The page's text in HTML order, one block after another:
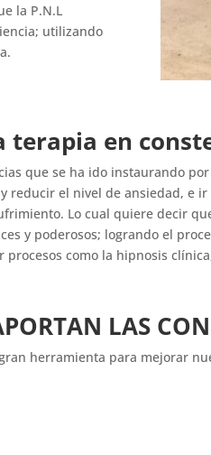
la P.N.L
utilizando
terapia en
que se ha ido instaurando
reducir el nivel de ansiedad, e
Lo cual quiere decir
y poderosos; logrando el
como la hipnosis
LAS
herramienta para mejorar